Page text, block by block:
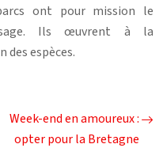
ont pour mission le
Ils œuvrent à la
espèces.
Week-end en amoureux :
opter pour la Bretagne